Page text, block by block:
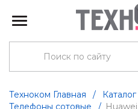
Техноком Главная / Каталог
Телефоны сотовые
/ Huawei